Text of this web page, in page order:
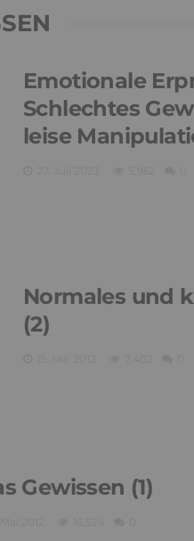
Emotionale
Schlechtes
leise
Normales und
(2)
Gewissen (1)